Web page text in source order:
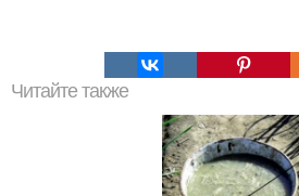
Читайте также